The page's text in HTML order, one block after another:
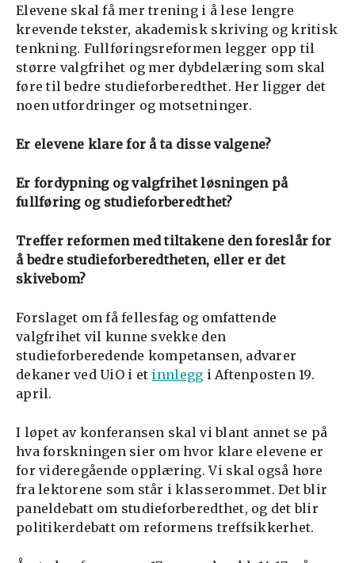
Elevene skal få mer trening i å lese lengre
krevende tekster, akademisk skriving og kritisk
tenkning. Fullføringsreformen legger opp til
større valgfrihet og mer dybdelæring som skal
føre til bedre studieforberedthet. Her ligger det
noen utfordringer og motsetninger.
Er elevene klare for å ta disse valgene?
Er fordypning og valgfrihet løsningen på
fullføring og studieforberedthet?
Treffer reformen med tiltakene den foreslår for
å bedre studieforberedtheten, eller er det
skivebom?
Forslaget om få fellesfag og omfattende
valgfrihet vil kunne svekke den
studieforberedende kompetansen, advarer
dekaner ved UiO i et innlegg i Aftenposten 19.
april.
I løpet av konferansen skal vi blant annet se på
hva forskningen sier om hvor klare elevene er
for videregående opplæring. Vi skal også høre
fra lektorene som står i klasserommet. Det blir
paneldebatt om studieforberedthet, og det blir
politikerdebatt om reformens treffsikkerhet.